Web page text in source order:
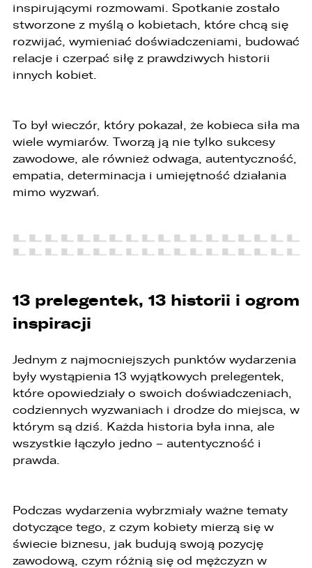
inspirującymi rozmowami. Spotkanie zostało
stworzone z myślą o kobietach, które chcą się
rozwijać, wymieniać doświadczeniami, budować
relacje i czerpać siłę z prawdziwych historii
innych kobiet.
To był wieczór, który pokazał, że kobieca siła ma
wiele wymiarów. Tworzą ją nie tylko sukcesy
zawodowe, ale również odwaga, autentyczność,
empatia, determinacja i umiejętność działania
mimo wyzwań.
13 prelegentek, 13 historii i ogrom
inspiracji
Jednym z najmocniejszych punktów wydarzenia
były wystąpienia 13 wyjątkowych prelegentek,
które opowiedziały o swoich doświadczeniach,
codziennych wyzwaniach i drodze do miejsca, w
którym są dziś. Każda historia była inna, ale
wszystkie łączyło jedno – autentyczność i
prawda.
Podczas wydarzenia wybrzmiały ważne tematy
dotyczące tego, z czym kobiety mierzą się w
świecie biznesu, jak budują swoją pozycję
zawodową, czym różnią się od mężczyzn w
PORÓWNYWARKA JEST PEŁNA!
W porównywarce mogą znajdować się
jednocześnie trzy samochody.
Wybierz samochód, który mamy zastąpić
Audi Q7 45 TDI quattro.
ZASTĄP
ZASTĄP
UDOSTĘPNIANIE
Wybierz gdzie chcesz udostępnić ofertę.
FACEBOOK
WHATSAPP
SKOPIUJ LINK